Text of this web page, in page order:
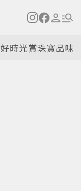
好時光賞珠寶品味